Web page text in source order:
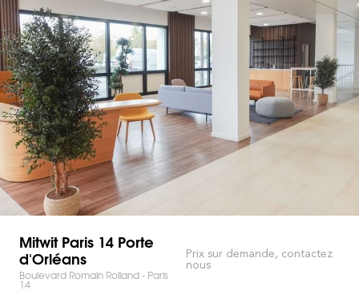
Mitwit Paris 14 Porte
d'Orléans
Boulevard Romain Rolland - Paris
14
Prix sur demande, contactez
nous